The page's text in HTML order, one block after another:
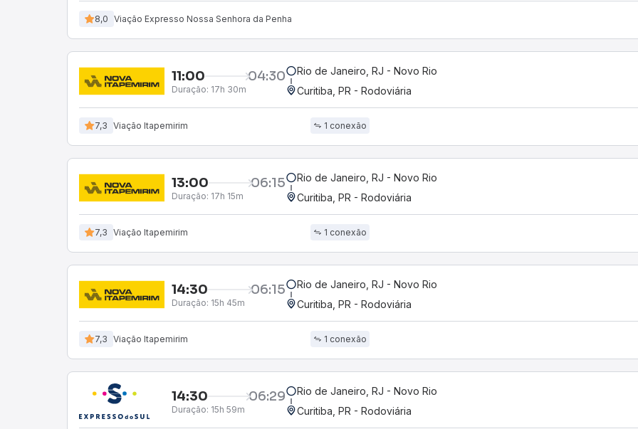
8,0 Viação Expresso Nossa Senhora da Penha
11:00 04:30
Duração: 17h 30m
Rio de Janeiro, RJ - Novo Rio
Curitiba, PR - Rodoviária
7,3 Viação Itapemirim 1 conexão
13:00 06:15
Duração: 17h 15m
Rio de Janeiro, RJ - Novo Rio
Curitiba, PR - Rodoviária
7,3 Viação Itapemirim 1 conexão
14:30 06:15
Duração: 15h 45m
Rio de Janeiro, RJ - Novo Rio
Curitiba, PR - Rodoviária
7,3 Viação Itapemirim 1 conexão
14:30 06:29
Duração: 15h 59m
Rio de Janeiro, RJ - Novo Rio
Curitiba, PR - Rodoviária